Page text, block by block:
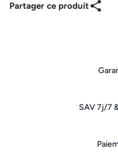
Partager ce produit
SAV 7j/7